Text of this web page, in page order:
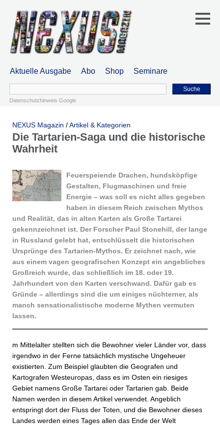
Aktuelle Ausgabe Abo Shop Seminare
Suche
Datenschutzhinweis Google
NEXUS Magazin /Artikel & Kategorien
Die Tartarien-Saga und die historische
Wahrheit
Feuerspeiende Drachen, hundsköpfige
Gestalten, Flugmaschinen und freie
Energie – was soll es nicht alles gegeben
haben in diesem Reich zwischen Mythos
und Realität, das in alten Karten als Große Tartarei
gekennzeichnet ist. Der Forscher Paul Stonehill, der lange
in Russland gelebt hat, entschlüsselt die historischen
Ursprünge des Tartarien-Mythos. Er zeichnet nach, wie
aus einem vagen geografischen Konzept ein angebliches
Großreich wurde, das schließlich im 18. oder 19.
Jahrhundert von den Karten verschwand. Dafür gab es
Gründe – allerdings sind die um einiges nüchterner, als
manch sensationalistische moderne Mythen vermuten
lassen.
m Mittelalter stellten sich die Bewohner vieler Länder vor, dass
irgendwo in der Ferne tatsächlich mystische Ungeheuer
existierten. Zum Beispiel glaubten die Geografen und
Kartografen Westeuropas, dass es im Osten ein riesiges
Gebiet namens Große Tartarei oder Tartarien gab. Beide
Namen werden in diesem Artikel verwendet. Angeblich
entspringt dort der Fluss der Toten, und die Bewohner dieses
Landes werden eines Tages allen das Ende der Welt